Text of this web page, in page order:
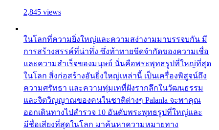
2,845 views
ในโลกที่ความยิ่งใหญ่และความสง่างามมาบรรจบกัน มี
การสร้างสรรค์ที่น่าทึ่ง ซึ่งท้าทายขีดจำกัดของความเชื่อ
และความสำเร็จของมนุษย์ นั่นคือพระพุทธรูปที่ใหญ่ที่สุด
ในโลก สิ่งก่อสร้างอันยิ่งใหญ่เหล่านี้ เป็นเครื่องพิสูจน์ถึง
ความศรัทธา และความทุ่มเทที่ฝังรากลึกในวัฒนธรรม
และจิตวิญญาณของคนในชาติต่างๆ Palanla จะพาคุณ
ออกเดินทางไปสำรวจ 10 อันดับพระพุทธรูปที่ใหญ่และ
มีชื่อเสียงที่สุดในโลก มาค้นหาความหมายทาง